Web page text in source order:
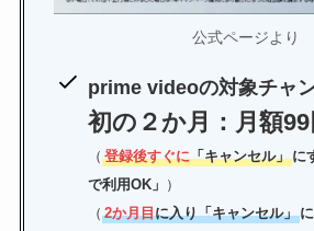
公式ページより
prime videoの対象チャ
初の２か月：月額99
（登録後すぐに「キャンセル」に
で利用OK」 ）
（2か月目に入り「キャンセル」